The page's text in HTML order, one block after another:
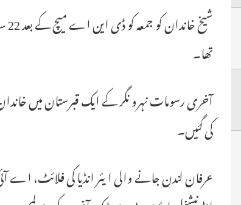
تھا۔
آخری رسومات نہرو نگر کے ایک قبرستان میں
کی گئیں۔